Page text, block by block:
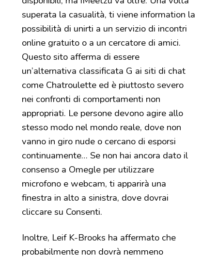
superata la casualità, ti viene information la
possibilità di unirti a un servizio di incontri
online gratuito o a un cercatore di amici.
Questo sito afferma di essere
un’alternativa classificata G ai siti di chat
come Chatroulette ed è piuttosto severo
nei confronti di comportamenti non
appropriati. Le persone devono agire allo
stesso modo nel mondo reale, dove non
vanno in giro nude o cercano di esporsi
continuamente… Se non hai ancora dato il
consenso a Omegle per utilizzare
microfono e webcam, ti apparirà una
finestra in alto a sinistra, dove dovrai
cliccare su Consenti.
Inoltre, Leif K-Brooks ha affermato che
probabilmente non dovrà nemmeno